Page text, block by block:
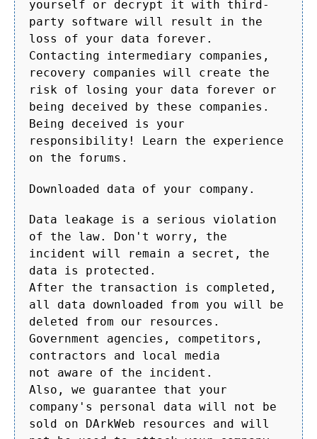
yourself or decrypt it with third-
party software will result in the
loss of your data forever.
Contacting intermediary companies,
recovery companies will create the
risk of losing your data forever or
being deceived by these companies.
Being deceived is your
responsibility! Learn the experience
on the forums.
Downloaded data of your company.
Data leakage is a serious violation
of the law. Don't worry, the
incident will remain a secret, the
data is protected.
After the transaction is completed,
all data downloaded from you will be
deleted from our resources.
Government agencies, competitors,
contractors and local media
not aware of the incident.
Also, we guarantee that your
company's personal data will not be
sold on DArkWeb resources and will